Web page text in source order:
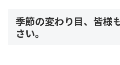
季節の変わり目、皆様
さい。